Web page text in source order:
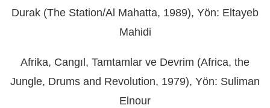
Durak (The Station/Al Mahatta, 1989), Yön: Eltayeb
Mahidi
Afrika, Cangıl, Tamtamlar ve Devrim (Africa, the
Jungle, Drums and Revolution, 1979), Yön: Suliman
Elnour